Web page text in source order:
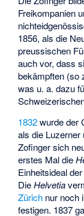
Freikompanien
1856, als die
preussischen
auch vor, dass
bekämpften (so
was u. a. dazu
1832wurde der
als die Luzerner
Zofinger sich
erstes Mal die
Einheitsideal
DieHelvetia
Zürich nur noch
festigen. 1837